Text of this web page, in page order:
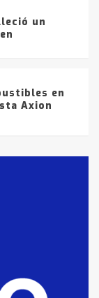
un
en
Axion
en la